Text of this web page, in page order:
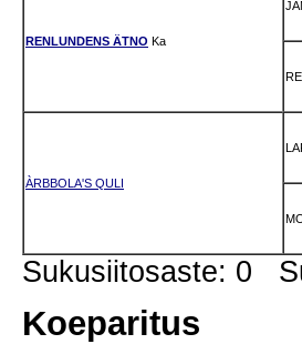
RENLUNDENS ÄTNO Ka
ÀRBBOLA'S QULI
Sukusiitosaste: 0
Koeparitus